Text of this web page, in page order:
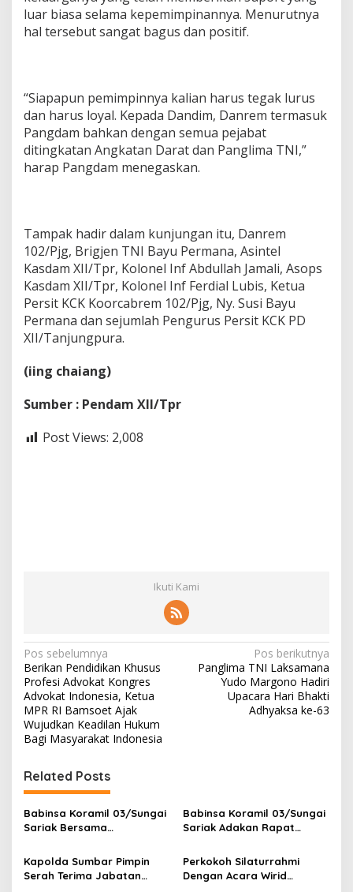
luar biasa selama kepemimpinannya. Menurutnya
hal tersebut sangat bagus dan positif.
“Siapapun pemimpinnya kalian harus tegak lurus
dan harus loyal. Kepada Dandim, Danrem termasuk
Pangdam bahkan dengan semua pejabat
ditingkatan Angkatan Darat dan Panglima TNI,”
harap Pangdam menegaskan.
Tampak hadir dalam kunjungan itu, Danrem
102/Pjg, Brigjen TNI Bayu Permana, Asintel
Kasdam XII/Tpr, Kolonel Inf Abdullah Jamali, Asops
Kasdam XII/Tpr, Kolonel Inf Ferdial Lubis, Ketua
Persit KCK Koorcabrem 102/Pjg, Ny. Susi Bayu
Permana dan sejumlah Pengurus Persit KCK PD
XII/Tanjungpura.
(iing chaiang)
Sumber : Pendam XII/Tpr
Post Views: 2,008
Ikuti Kami
N
a
v
i
g
a
s
i
p
o
s
Pos sebelumnya
Berikan Pendidikan Khusus
Profesi Advokat Kongres
Advokat Indonesia, Ketua
MPR RI Bamsoet Ajak
Wujudkan Keadilan Hukum
Bagi Masyarakat Indonesia
Pos berikutnya
Panglima TNI Laksamana
Yudo Margono Hadiri
Upacara Hari Bhakti
Adhyaksa ke-63
Related Posts
Babinsa Koramil 03/Sungai
Sariak Bersama
VII Koto Melaksanakan
Seleksi Calon Anggota
Babinsa Koramil 03/Sungai
Sariak Adakan Rapat
RI Ke-81 Kantor Camat VII
Koto Patamuan
Kapolda Sumbar Pimpin
Serah Terima Jabatan
Perkokoh Silaturrahmi
Dengan Acara Wirid